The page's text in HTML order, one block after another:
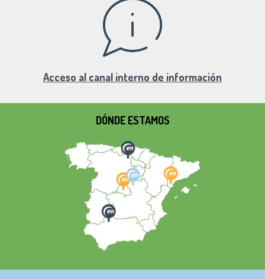
Acceso al canal interno de información
DÓNDE ESTAMOS